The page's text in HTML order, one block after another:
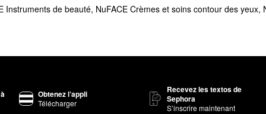
de NuFACE et il est équipé d’une base gel et d’un socle de
nous recommandons donc une utilisation régulière pour une
Instruments de beauté, NuFACE Crèmes et soins contour des yeux,
Obtenez l’appli
Télécharger
Recevez les textos de
Sephora
S’inscrire maintenant